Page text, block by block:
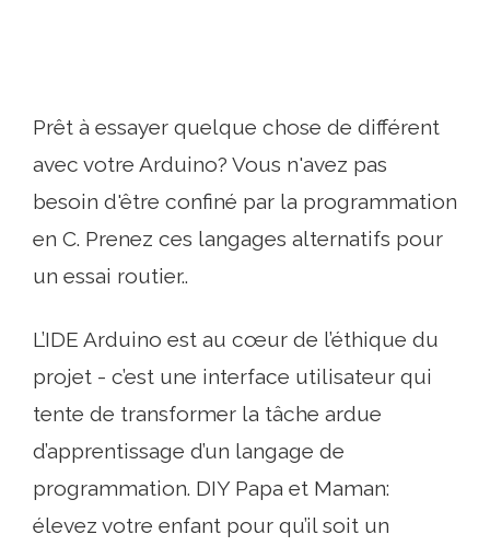
Prêt à essayer quelque chose de différent
avec votre Arduino? Vous n'avez pas
besoin d'être confiné par la programmation
en C. Prenez ces langages alternatifs pour
un essai routier..
L’IDE Arduino est au cœur de l’éthique du
projet - c’est une interface utilisateur qui
tente de transformer la tâche ardue
d’apprentissage d’un langage de
programmation. DIY Papa et Maman:
élevez votre enfant pour qu’il soit un